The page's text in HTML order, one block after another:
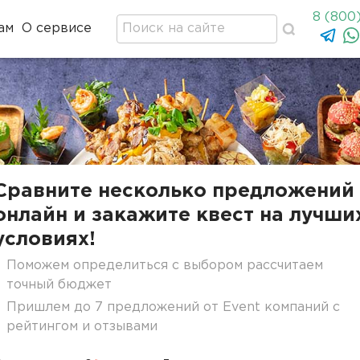
О сервисе
8
несколько предложений
и закажите квест на
Поможем определиться с выбором рассчитаем
точный бюджет
Пришлем до 7 предложений от Event компаний с
рейтингом и отзывами